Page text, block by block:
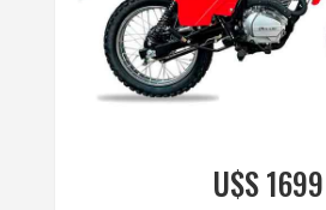
U$S 1699